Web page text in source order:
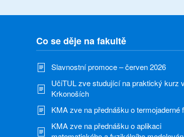
Co se děje na fakultě
Slavnostní promoce – červen 2026
UčiTUL zve studující na praktický kurz
Krkonoších
KMA zve na přednášku o termojaderné
KMA zve na přednášku o aplikaci